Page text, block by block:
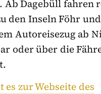
Ab Dagebüll fahren
den Inseln Föhr
Autoreisezug ab
oder über die
es zur Webseite des